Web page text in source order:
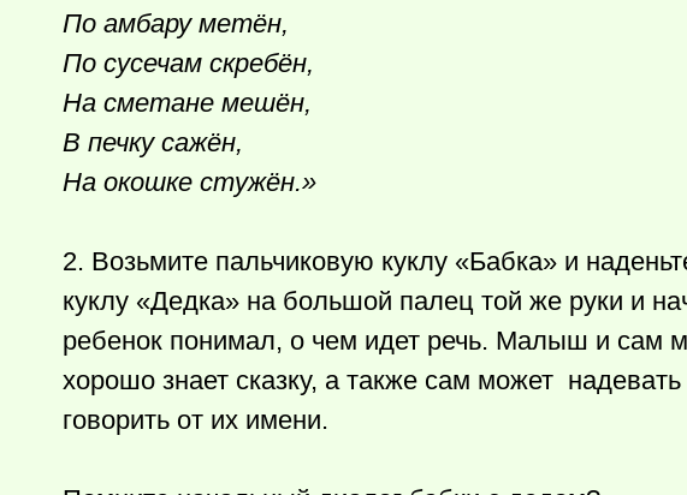
По амбару метён,
По сусечам скребён,
На сметане мешён,
В печку сажён,
На окошке стужён.»
2. Возьмите пальчиковую куклу «Бабка» и
куклу «Дедка» на большой палец той же руки и
ребенок понимал, о чем идет речь. Малыш и сам
хорошо знает сказку, а также сам может
говорить от их имени.